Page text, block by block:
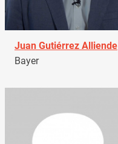
Juan Gutiérrez Alliende
Bayer